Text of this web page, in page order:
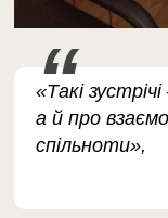
«Такі
а й про
спільноти»,